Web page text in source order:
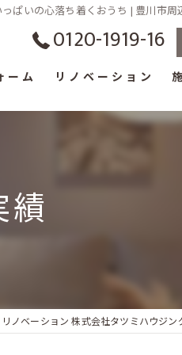
ぱいの心落ち着くおうち | 豊川市
0120-1919-16
ーム リノベーション
績
ノベーション 株式会社タツミハウジン